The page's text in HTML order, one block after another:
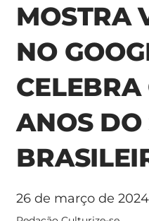
MOSTRA
NO
ANOS
26 de março de 2024